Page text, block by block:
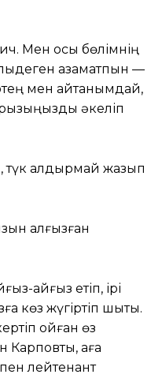
Мен осы бөлімнің
азаматпын —
мен айтқанымдай,
әкеліп
қалдырмай жазып
алғызған
айғыз етіп, ірі
көз жүгіртіп шықты.
қойған өз
Карповты, аға
лейтенант